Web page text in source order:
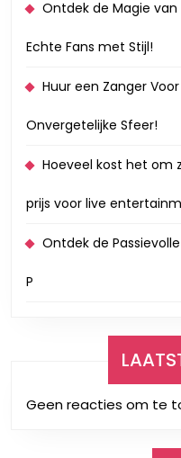
Ontdek de Magie
Echte Fans met Stijl!
Huur een Zanger
Onvergetelijke Sfeer!
Hoeveel kost het om
prijs voor live
Ontdek de
P
Geen reacties om te